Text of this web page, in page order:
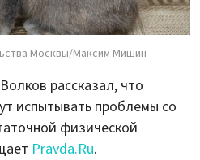
Москвы/Максим Мишин
рассказал, что
испытывать проблемы со
физической
Pravda.Ru.